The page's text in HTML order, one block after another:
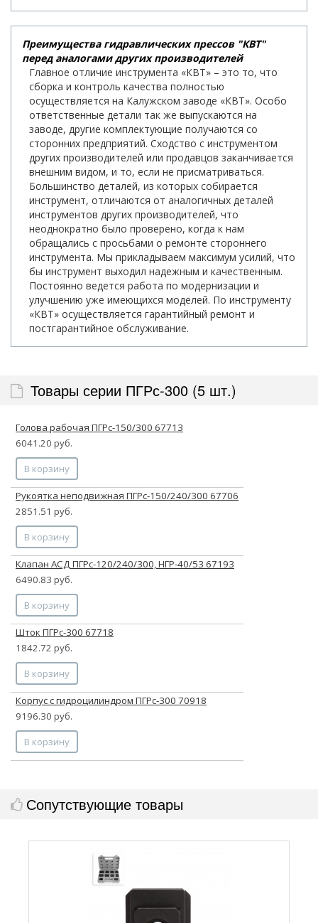
Преимущества гидравлических прессов "КВТ"
перед аналогами других производителей
Главное отличие инструмента «КВТ» – это то, что
сборка и контроль качества полностью
осуществляется на Калужском заводе «КВТ». Особо
ответственные детали так же выпускаются на
заводе, другие комплектующие получаются со
сторонних предприятий. Сходство с инструментом
других производителей или продавцов заканчивается
внешним видом, и то, если не присматриваться.
Большинство деталей, из которых собирается
инструмент, отличаются от аналогичных деталей
инструментов других производителей, что
неоднократно было проверено, когда к нам
обращались с просьбами о ремонте стороннего
инструмента. Мы прикладываем максимум усилий, что
бы инструмент выходил надежным и качественным.
Постоянно ведется работа по модернизации и
улучшению уже имеющихся моделей. По инструменту
«КВТ» осуществляется гарантийный ремонт и
постгарантийное обслуживание.
Товары серии ПГРс-300 (5 шт.)
Голова рабочая ПГРс-150/300 67713
6041.20 руб.
В корзину
Рукоятка неподвижная ПГРс-150/240/300 67706
2851.51 руб.
В корзину
Клапан АСД ПГРс-120/240/300, НГР-40/53 67193
6490.83 руб.
В корзину
Шток ПГРс-300 67718
1842.72 руб.
В корзину
Корпус с гидроцилиндром ПГРс-300 70918
9196.30 руб.
В корзину
Сопутствующие товары